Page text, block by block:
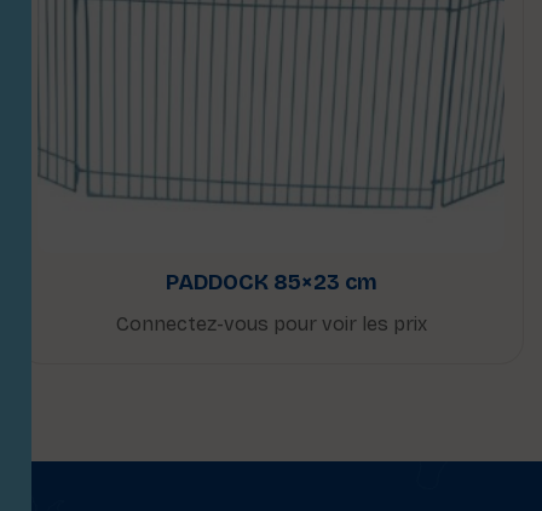
PADDOCK 85×23 cm
Connectez-vous pour voir les prix